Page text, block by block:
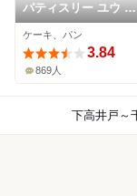
パティスリー ユウ サ
サゲ
ケーキ、パン
3.84
869人